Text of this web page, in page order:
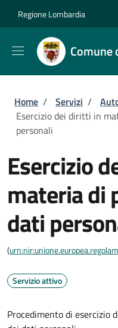
Regione Lombardia
Comune
Briciole di
Home / Servizi /
Esercizio dei diritti in
personali
Esercizio
materia di
dati
(
Servizio attivo
Procedimento di